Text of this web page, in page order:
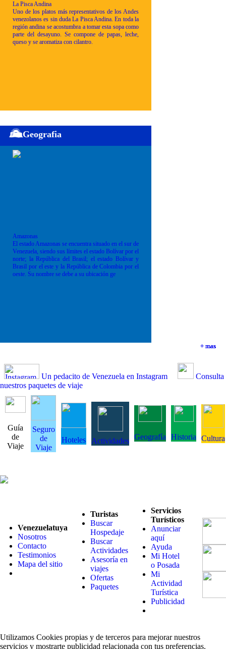
+ mas
+ mas
La Pisca Andina
Uno de los platos más representativos de los Andes
venezolanos es sin duda La Pisca Andina. En toda la
región andina se acostumbra a tomar esta sopa como
parte del desayuno. Se compone de papas, leche,
queso y se aromatiza con cilantro.
+ mas
Geografia
Amazonas
El estado Amazonas se encuentra situado en el sur de
Venezuela, siendo sus límites el estado Bolívar por el
norte; la República del Brasil; el estado Bolívar y
Brasil por el este y la República de Colombia por el
oeste. Su nombre se debe a su ubicación ge
+ mas
Un pedacito de Venezuela en Instagram
Consulta
nuestros paquetes de viaje
Guía
de
Viaje
Seguro
de
Viaje
Hoteles Actividades Geografía Historia Cultura
Venezuelatuya
Nosotros
Contacto
Testimonios
Mapa del sitio
Turistas
Buscar
Hospedaje
Buscar
Actividades
Asesoría en
viajes
Ofertas
Paquetes
Servicios
Turísticos
Anunciar
aquí
Ayuda
Mi Hotel
o Posada
Mi
Actividad
Turística
Publicidad
Utilizamos Cookies propias y de terceros para mejorar nuestros
servicios y mostrarte publicidad relacionada con tus preferencias.